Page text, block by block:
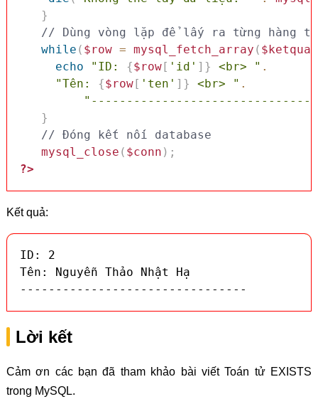
}
while ( $row = mysql_fetch_array ( $ketqua
echo
"ID: {$row[ 'id' ] } <br> " .
"Tên: {$row[ 'ten' ] } <br> " .
"--------------------------------
}
// Đóng kết nối database
mysql_close ( $conn ) ;
?>
Kết quả:
ID: 2
Tên: Nguyễn Thảo Nhật Hạ
--------------------------------
Lời kết
Cảm ơn các bạn đã tham khảo bài viết Toán tử EXISTS
trong MySQL.